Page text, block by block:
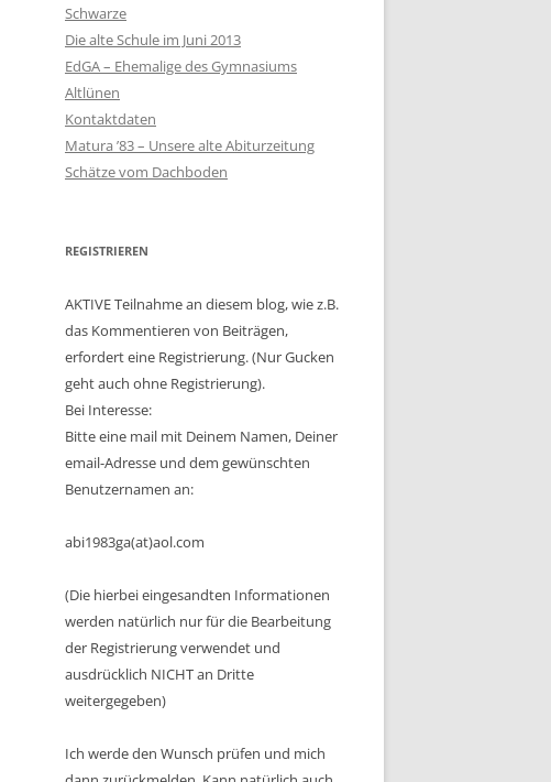
Schwarze
Die alte Schule im Juni 2013
EdGA – Ehemalige des Gymnasiums
Altlünen
Kontaktdaten
Matura ’83 – Unsere alte Abiturzeitung
Schätze vom Dachboden
REGISTRIEREN
AKTIVE Teilnahme an diesem blog, wie z.B.
das Kommentieren von Beiträgen,
erfordert eine Registrierung. (Nur Gucken
geht auch ohne Registrierung).
Bei Interesse:
Bitte eine mail mit Deinem Namen, Deiner
email-Adresse und dem gewünschten
Benutzernamen an:
abi1983ga(at)aol.com
(Die hierbei eingesandten Informationen
werden natürlich nur für die Bearbeitung
der Registrierung verwendet und
ausdrücklich NICHT an Dritte
weitergegeben)
Ich werde den Wunsch prüfen und mich